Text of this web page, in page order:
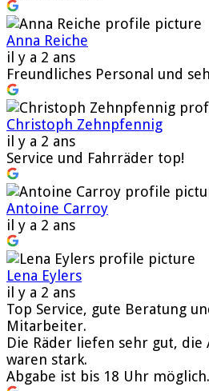
Anna Reiche
il y a 2 ans
Freundliches Personal und
Christoph Zehnpfennig
il y a 2 ans
Service und Fahrräder top!
Antoine Carroy
il y a 2 ans
Lena Eylers
il y a 2 ans
Top Service, gute Beratung
Mitarbeiter.
Die Räder liefen sehr gut, die
waren stark.
Abgabe ist bis 18 Uhr möglich.